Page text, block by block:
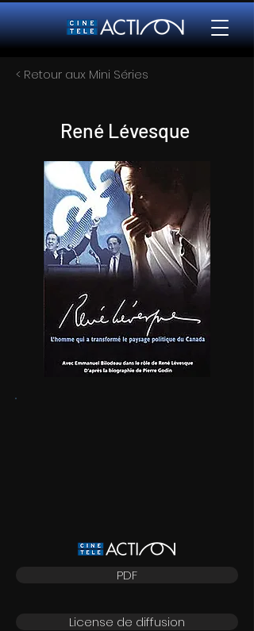
< Retour aux Mini Séries
René Lévesque
PDF
License de diffusion